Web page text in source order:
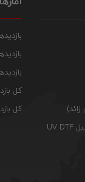
کل
کل بازدیدها: